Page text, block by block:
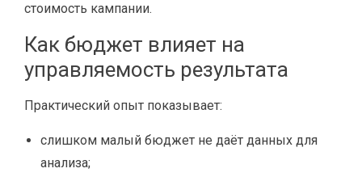
стоимость кампании.
Как бюджет влияет на
управляемость результата
Практический опыт показывает:
слишком малый бюджет не даёт данных для
анализа;